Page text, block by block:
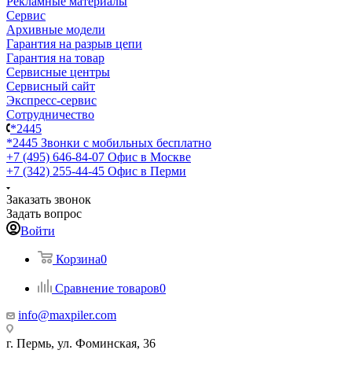
Сервис
Архивные модели
Гарантия на разрыв цепи
Гарантия на товар
Сервисные центры
Сервисный сайт
Экспресс-сервис
Сотрудничество
*2445
*2445 Звонки с мобильных бесплатно
+7 (495) 646-84-07 Офис в Москве
+7 (342) 255-44-45 Офис в Перми
Заказать звонок
Задать вопрос
Войти
Корзина0
Сравнение товаров0
info@maxpiler.com
г. Пермь, ул. Фоминская, 36